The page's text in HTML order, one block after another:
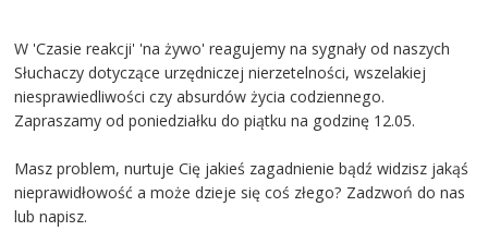
W 'Czasie reakcji' 'na żywo' reagujemy na sygnały od naszych
Słuchaczy dotyczące urzędniczej nierzetelności, wszelakiej
niesprawiedliwości czy absurdów życia codziennego.
Zapraszamy od poniedziałku do piątku na godzinę 12.05.
Masz problem, nurtuje Cię jakieś zagadnienie bądź widzisz jakąś
nieprawidłowość a może dzieje się coś złego? Zadzwoń do nas
lub napisz.